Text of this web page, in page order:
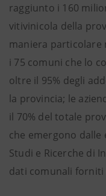
raggiunto i 160
vitivinicola della
maniera particolare
i 75 comuni che lo
oltre il 95% degli
la provincia; le
il 70% del totale
che emergono dalle
Studi e Ricerche di
dati comunali forniti